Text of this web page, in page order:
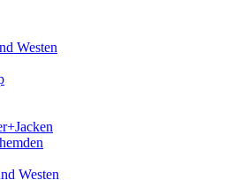
Westen
Westen